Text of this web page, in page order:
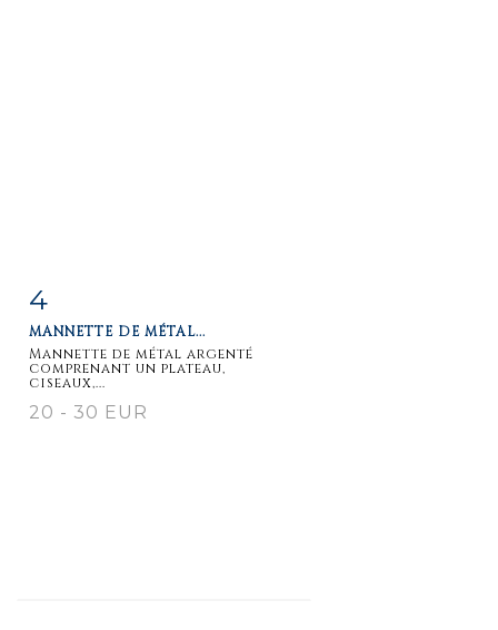
4
MANNETTE DE MÉTAL...
Mannette de métal argenté
comprenant un plateau,
ciseaux,...
20 - 30 EUR